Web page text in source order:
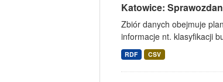
Katowice:
Zbiór danych obejmuje
informacje nt. klasyfikacji
RDF CSV